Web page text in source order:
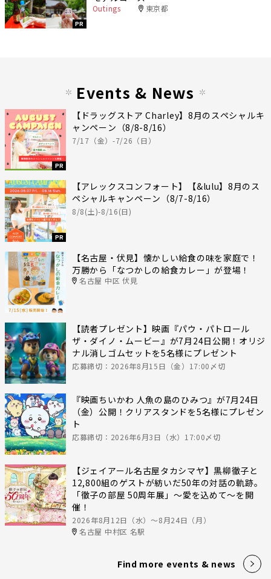
PR
Outings 東京都
Events & News
PR
【ドラッグストア Charley】8月のスペシャルキ
ャンペーン（8/8-8/16）
7/17（金）-7/26（日）
PR
【アレックスコンフォート】【&lulu】8月のス
ペシャルキャンペーン（8/7-8/16）
8/8(土)-8/16(日)
【名古屋・伏見】懐かしい給食の味を家庭で！
万勝から「なつかしの給食カレー」が登場！
名古屋 中区 伏見
【読者プレゼント】映画『パウ・パトロール
ザ・ダイノ・ムービー』が7月24日公開！オリジ
ナル消しゴムセットを5名様にプレゼント
応募締切：2026年8月15日（金）17:00〆切
『映画ちいかわ 人魚の島のひみつ』が7月24日
（金）公開！クリアスタンドを5名様にプレゼン
ト
応募締切：2026年6月3日（水）17:00〆切
【ジェイアール名古屋タカシマヤ】黒柳徹子と
12,800組のゲストが紡いだ50年の対話の軌跡。
「徹子の部屋 50周年展」～愛を込めて～を開
催！
2026年8月12日（水）〜8月24日（月）
名古屋 中村区 名駅
Find more events & news